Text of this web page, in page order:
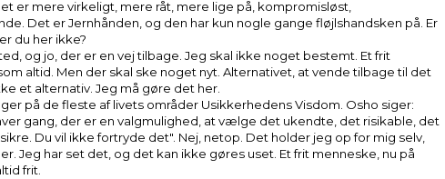
er mere virkeligt, mere råt, mere lige på, kompromisløst,
Det er Jernhånden, og den har kun nogle gange fløjlshandsken på. Er
du her ikke?
og jo, der er en vej tilbage. Jeg skal ikke noget bestemt. Et frit
altid. Men der skal ske noget nyt. Alternativet, at vende tilbage til det
et alternativ. Jeg må gøre det her.
på de fleste af livets områder Usikkerhedens Visdom. Osho siger:
gang, der er en valgmulighed, at vælge det ukendte, det risikable, det
Du vil ikke fortryde det". Nej, netop. Det holder jeg op for mig selv,
Jeg har set det, og det kan ikke gøres uset. Et frit menneske, nu på
frit.